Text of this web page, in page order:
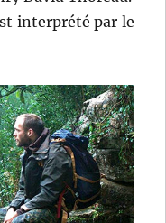
interprété par le